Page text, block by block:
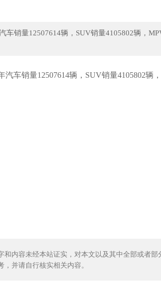
车销量12507614辆，SUV销量4105802辆，
车销量12507614辆，SUV销量4105802辆
和内容未经本站证实，对本文以及其中全部或者部
并请自行核实相关内容。